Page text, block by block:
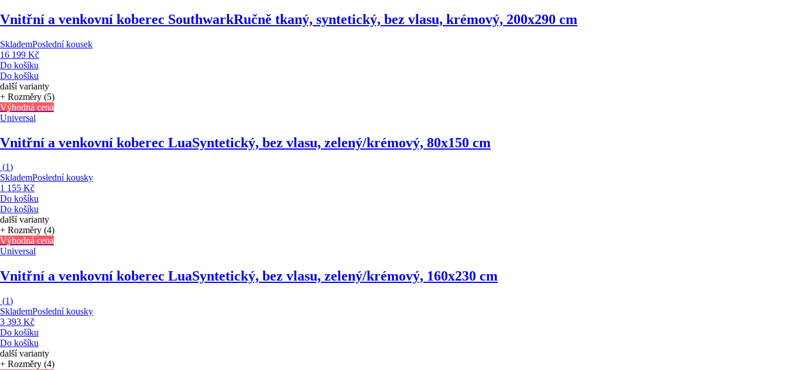
Vnitřní a venkovní koberec SouthwarkRučně tkaný, syntetický, bez vlasu, krémový, 200x290 cm
SklademPoslední kousek
16 199 Kč
Do košíku
Do košíku
další varianty
+ Rozměry (5)
Výhodná cena
Universal
Vnitřní a venkovní koberec LuaSyntetický, bez vlasu, zelený/krémový, 80x150 cm
(1)
SklademPoslední kousky
1 155 Kč
Do košíku
Do košíku
další varianty
+ Rozměry (4)
Výhodná cena
Universal
Vnitřní a venkovní koberec LuaSyntetický, bez vlasu, zelený/krémový, 160x230 cm
(1)
SklademPoslední kousky
3 393 Kč
Do košíku
Do košíku
další varianty
+ Rozměry (4)